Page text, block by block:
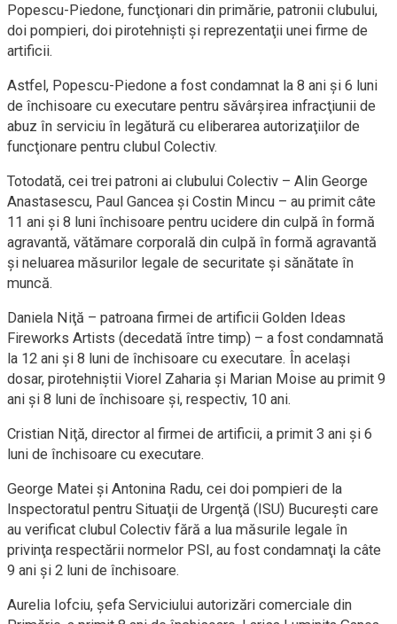
Popescu-Piedone, funcţionari din primărie, patronii clubului,
doi pompieri, doi pirotehnişti şi reprezentaţii unei firme de
artificii.
Astfel, Popescu-Piedone a fost condamnat la 8 ani şi 6 luni
de închisoare cu executare pentru săvârşirea infracţiunii de
abuz în serviciu în legătură cu eliberarea autorizaţiilor de
funcţionare pentru clubul Colectiv.
Totodată, cei trei patroni ai clubului Colectiv – Alin George
Anastasescu, Paul Gancea şi Costin Mincu – au primit câte
11 ani şi 8 luni închisoare pentru ucidere din culpă în formă
agravantă, vătămare corporală din culpă în formă agravantă
şi neluarea măsurilor legale de securitate şi sănătate în
muncă.
Daniela Niţă – patroana firmei de artificii Golden Ideas
Fireworks Artists (decedată între timp) – a fost condamnată
la 12 ani şi 8 luni de închisoare cu executare. În acelaşi
dosar, pirotehniştii Viorel Zaharia şi Marian Moise au primit 9
ani şi 8 luni de închisoare şi, respectiv, 10 ani.
Cristian Niţă, director al firmei de artificii, a primit 3 ani şi 6
luni de închisoare cu executare.
George Matei şi Antonina Radu, cei doi pompieri de la
Inspectoratul pentru Situaţii de Urgenţă (ISU) Bucureşti care
au verificat clubul Colectiv fără a lua măsurile legale în
privinţa respectării normelor PSI, au fost condamnaţi la câte
9 ani şi 2 luni de închisoare.
Aurelia Iofciu, şefa Serviciului autorizări comerciale din